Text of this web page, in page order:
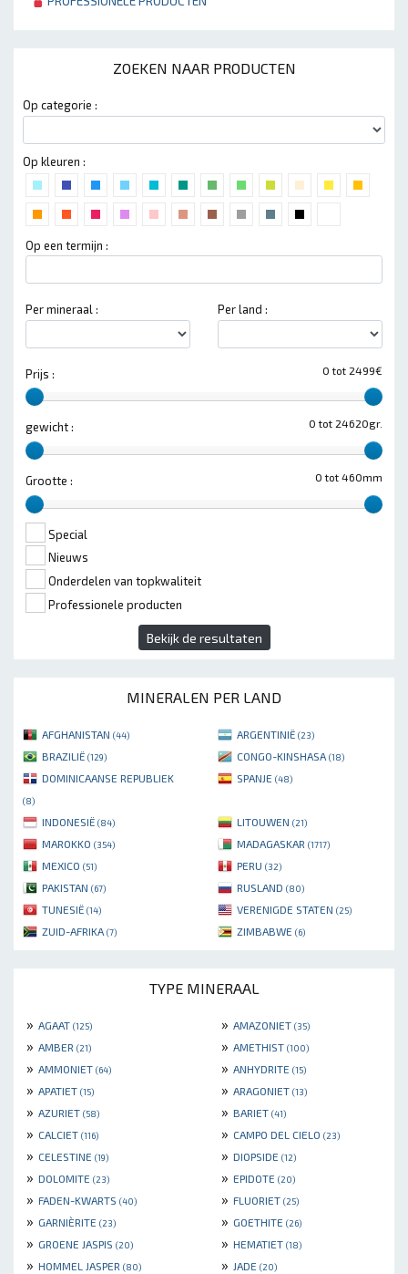
ZOEKEN NAAR PRODUCTEN
Op categorie :
Op kleuren :
Op een termijn :
Per mineraal : Per land :
0 tot 2499€
Prijs :
0 tot 24620gr.
gewicht :
0 tot 460mm
Grootte :
Special
Nieuws
Onderdelen van topkwaliteit
Professionele producten
Bekijk de resultaten
MINERALEN PER LAND
AFGHANISTAN (44) ARGENTINIË (23)
BRAZILIË (129) CONGO-KINSHASA (18)
DOMINICAANSE REPUBLIEK
(8)
SPANJE (48)
INDONESIË (84) LITOUWEN (21)
MAROKKO (354) MADAGASKAR (1717)
MEXICO (51) PERU (32)
PAKISTAN (67) RUSLAND (80)
TUNESIË (14) VERENIGDE STATEN (25)
ZUID-AFRIKA (7) ZIMBABWE (6)
TYPE MINERAAL
» AGAAT (125) » AMAZONIET (35)
» AMBER (21) » AMETHIST (100)
» AMMONIET (64) » ANHYDRITE (15)
» APATIET (15) » ARAGONIET (13)
» AZURIET (58) » BARIET (41)
» CALCIET (116) » CAMPO DEL CIELO (23)
» CELESTINE (19) » DIOPSIDE (12)
» DOLOMITE (23) » EPIDOTE (20)
» FADEN-KWARTS (40) » FLUORIET (25)
» GARNIÈRITE (23) » GOETHITE (26)
» GROENE JASPIS (20) » HEMATIET (18)
» HOMMEL JASPER (80) » JADE (20)